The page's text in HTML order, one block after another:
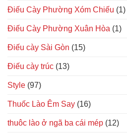
Điếu Cày Phường Xóm Chiếu (1)
Điếu Cày Phường Xuân Hòa (1)
Điếu cày Sài Gòn (15)
Điếu cày trúc (13)
Style (97)
Thuốc Lào Êm Say (16)
thuôc lào ở ngã ba cái mép (12)